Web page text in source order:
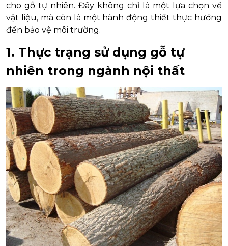
cho gỗ tự nhiên. Đây không chỉ là một lựa chọn về
vật liệu, mà còn là một hành động thiết thực hướng
đến bảo vệ môi trường.
1. Thực trạng sử dụng gỗ tự
nhiên trong ngành nội thất